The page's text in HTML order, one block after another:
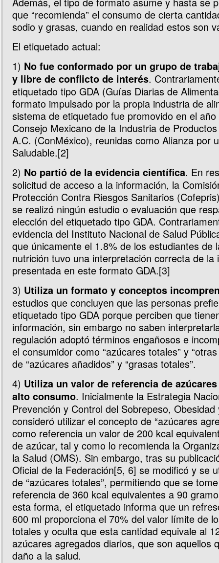
que “recomienda” el consumo de cierta
sodio y grasas, cuando en realidad estos son
El etiquetado actual:
1) No fue conformado por un grupo de
y libre de conflicto de interés.
etiquetado tipo GDA (Guías Diarias de
formato impulsado por la propia industria de
sistema de etiquetado fue promovido en el
Consejo Mexicano de la Industria de
A.C. (ConMéxico), reunidas como Alianza por
Saludable.[2]
2) No partió de la evidencia científica. En
solicitud de acceso a la información, la
Protección Contra Riesgos Sanitarios
se realizó ningún estudio o evaluación que
elección del etiquetado tipo GDA.
evidencia del Instituto Nacional de Salud
que únicamente el 1.8% de los estudiantes de
nutrición tuvo una interpretación correcta de la
presentada en este formato GDA.[3]
3) Utiliza un formato y conceptos
estudios que concluyen que las personas
etiquetado tipo GDA porque perciben que
información, sin embargo no saben
regulación adoptó términos engañosos e
el consumidor como “azúcares totales” y
de “azúcares añadidos” y “grasas totales”.
4) Utiliza un valor de referencia de
alto consumo. Inicialmente la Estrategia
Prevención y Control del Sobrepeso,
consideró utilizar el concepto de “azúcares
como referencia un valor de 200 kcal
de azúcar, tal y como lo recomienda la
la Salud (OMS). Sin embargo, tras su
Oficial de la Federación[5, 6] se modificó y se
de “azúcares totales”, permitiendo que se
referencia de 360 kcal equivalentes a 90
esta forma, el etiquetado informa que un
600 ml proporciona el 70% del valor límite de
totales y oculta que esta cantidad equivale al
azúcares agregados diarios, que son aquellos
daño a la salud.